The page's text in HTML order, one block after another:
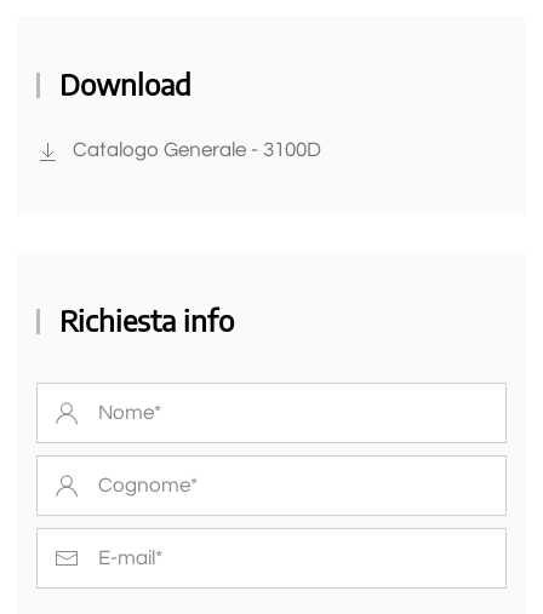
Download
Catalogo Generale - 3100D
Richiesta info